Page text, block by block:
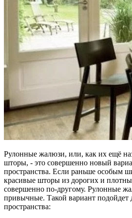
Рулонные жалюзи, или, как их ещё
шторы, - это совершенно новый
пространства. Если раньше особым
красивые шторы из дорогих и
совершенно по-другому. Рулонные
привычные. Такой вариант подойдет
пространства: